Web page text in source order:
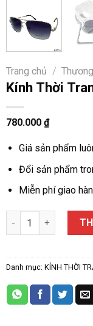
Trang chủ /
Kính Thời
780.000 ₫
Giá sản phẩm
Đổi sản phẩm
Miễn phí giao
Kính Thời Trang
Danh mục: KÍNH THỜI